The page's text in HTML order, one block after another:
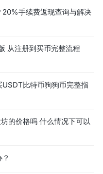
手续费返现查询与解决
从注册到买币完整流程
比特币狗狗币完整指
的价格吗 什么情况下可以